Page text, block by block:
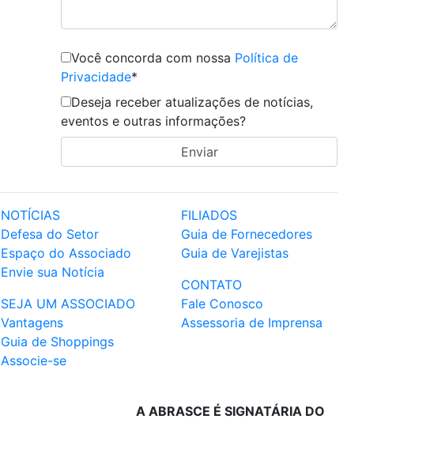
Você concorda com nossa Política de
Privacidade*
Deseja receber atualizações de notícias,
eventos e outras informações?
NOTÍCIAS
Defesa do Setor
Espaço do Associado
Envie sua Notícia
SEJA UM ASSOCIADO
Vantagens
Guia de Shoppings
Associe-se
FILIADOS
Guia de Fornecedores
Guia de Varejistas
CONTATO
Fale Conosco
Assessoria de Imprensa
A ABRASCE É SIGNATÁRIA DO